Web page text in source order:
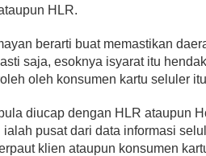
HLR.
berarti buat memastikan
saja, esoknya isyarat itu
oleh konsumen kartu seluler
diucap dengan HLR ataupun
ialah pusat dari data informasi
klien ataupun konsumen